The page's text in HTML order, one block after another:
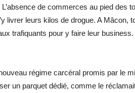
de commerces au pied des
livrer leurs kilos de drogue. A Mâcon,
trafiquants pour y faire leur
régime carcéral promis par le
un parquet dédié, comme le